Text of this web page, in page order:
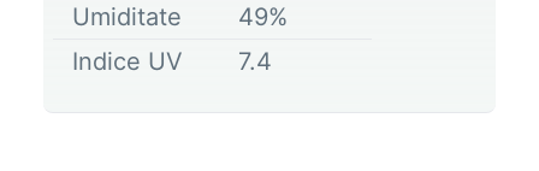
Umiditate
49%
Indice UV
7.4